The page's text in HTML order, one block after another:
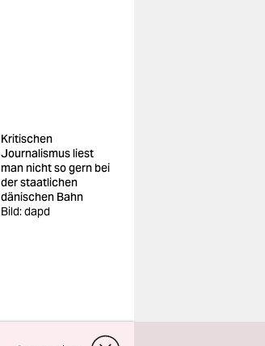
Kritischen
Journalismus liest
man nicht so gern bei
der staatlichen
dänischen Bahn
Bild: dapd